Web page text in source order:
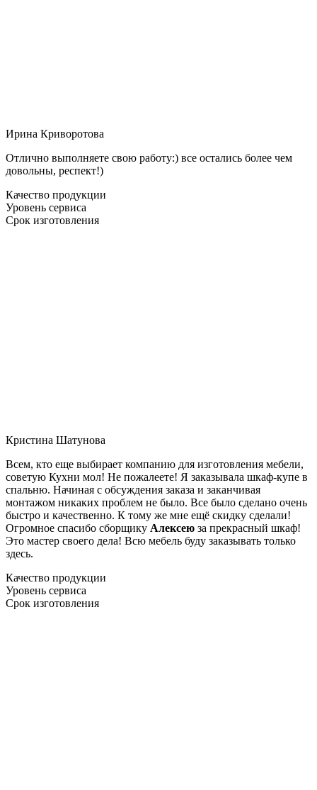
Ирина Криворотова
Отлично выполняете свою работу:) все остались более чем
довольны, респект!)
Качество продукции
Уровень сервиса
Срок изготовления
Кристина Шатунова
Всем, кто еще выбирает компанию для изготовления мебели,
советую Кухни мол! Не пожалеете! Я заказывала шкаф-купе в
спальню. Начиная с обсуждения заказа и заканчивая
монтажом никаких проблем не было. Все было сделано очень
быстро и качественно. К тому же мне ещё скидку сделали!
Огромное спасибо сборщику Алексею за прекрасный шкаф!
Это мастер своего дела! Всю мебель буду заказывать только
здесь.
Качество продукции
Уровень сервиса
Срок изготовления